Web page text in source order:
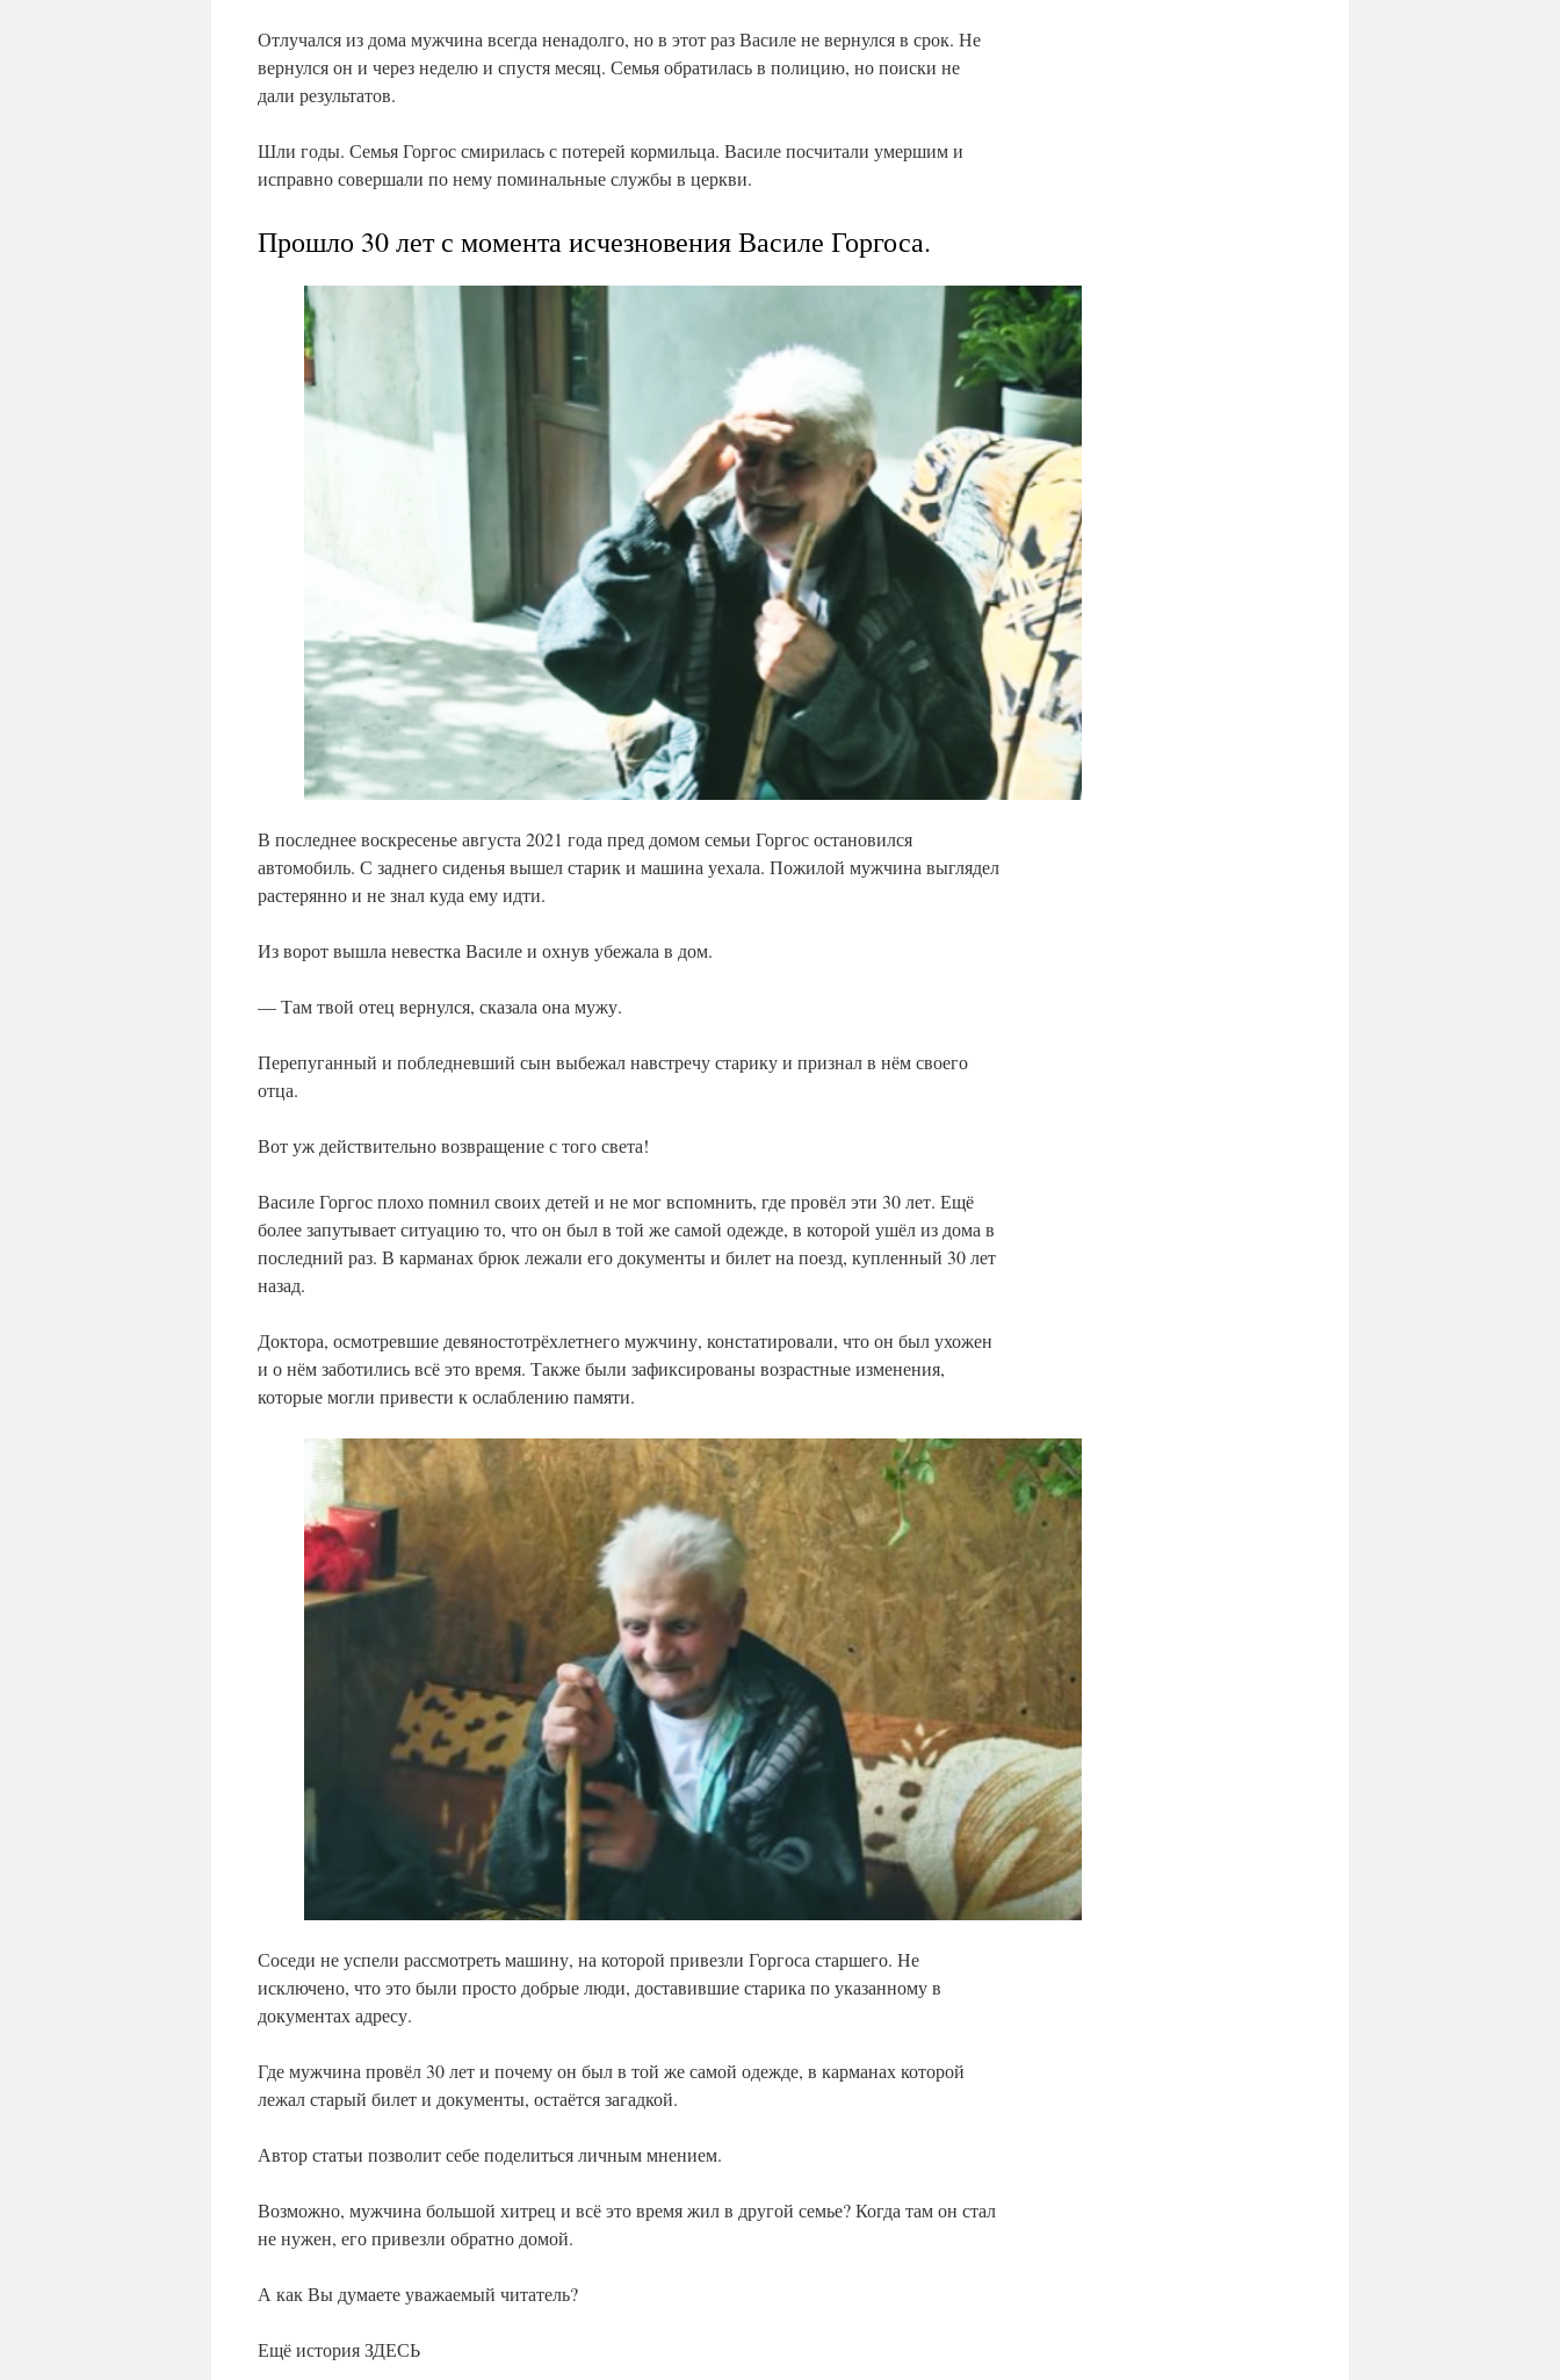
Отлучался из дома мужчина всегда ненадолго, но в этот раз Василе не вернулся в срок. Не
вернулся он и через неделю и спустя месяц. Семья обратилась в полицию, но поиски не
дали результатов.
Шли годы. Семья Горгос смирилась с потерей кормильца. Василе посчитали умершим и
исправно совершали по нему поминальные службы в церкви.
Прошло 30 лет с момента исчезновения Василе Горгоса.
В последнее воскресенье августа 2021 года пред домом семьи Горгос остановился
автомобиль. С заднего сиденья вышел старик и машина уехала. Пожилой мужчина выглядел
растерянно и не знал куда ему идти.
Из ворот вышла невестка Василе и охнув убежала в дом.
— Там твой отец вернулся, сказала она мужу.
Перепуганный и побледневший сын выбежал навстречу старику и признал в нём своего
отца.
Вот уж действительно возвращение с того света!
Василе Горгос плохо помнил своих детей и не мог вспомнить, где провёл эти 30 лет. Ещё
более запутывает ситуацию то, что он был в той же самой одежде, в которой ушёл из дома в
последний раз. В карманах брюк лежали его документы и билет на поезд, купленный 30 лет
назад.
Доктора, осмотревшие девяностотрёхлетнего мужчину, констатировали, что он был ухожен
и о нём заботились всё это время. Также были зафиксированы возрастные изменения,
которые могли привести к ослаблению памяти.
Соседи не успели рассмотреть машину, на которой привезли Горгоса старшего. Не
исключено, что это были просто добрые люди, доставившие старика по указанному в
документах адресу.
Где мужчина провёл 30 лет и почему он был в той же самой одежде, в карманах которой
лежал старый билет и документы, остаётся загадкой.
Автор статьи позволит себе поделиться личным мнением.
Возможно, мужчина большой хитрец и всё это время жил в другой семье? Когда там он стал
не нужен, его привезли обратно домой.
А как Вы думаете уважаемый читатель?
Ещё история ЗДЕСЬ